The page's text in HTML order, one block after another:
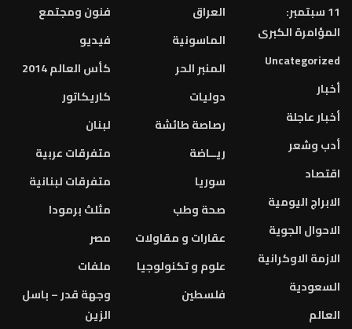
11 سبتمبر:
المؤامرة الكبرى
Uncategorized
أخبار
أخبار عاجلة
أدب وشعر
اقتصاد
الابراج اليومية
الاحوال الجوية
الازمة الاوكرانية
السعودية
العالم
العراق
الماسونية
المنبر الحر
دوليات
رصاصة طائشة
ريــاضة
سوريا
صحة وطب
عقارات و مقاولات
علوم و تكنولوجيا
فلسطين
فنون ومجتمع
فيديو
كأس العالم 2014
كاريكاتور
لبنان
متفرقات عربية
متفرقات لبنانية
مثلث برمودا
مصر
ملفات
وجهة قدر – باسل
الزين